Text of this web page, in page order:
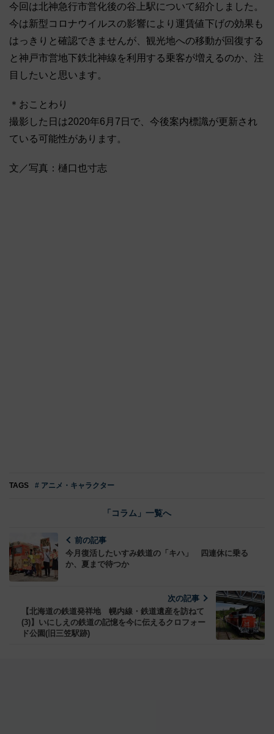
今回は北神急行市営化後の谷上駅について紹介しました。
今は新型コロナウイルスの影響により運賃値下げの効果も
はっきりと確認できませんが、観光地への移動が回復する
と神戸市営地下鉄北神線を利用する乗客が増えるのか、注
目したいと思います。
＊おことわり
撮影した日は2020年6月7日で、今後案内標識が更新され
ている可能性があります。
文／写真：樋口也寸志
TAGS # アニメ・キャラクター
「コラム」一覧へ
前の記事
今月復活したいすみ鉄道の「キハ」 四連休に乗る
か、夏まで待つか
次の記事
【北海道の鉄道発祥地 幌内線・鉄道遺産を訪ねて
(3)】いにしえの鉄道の記憶を今に伝えるクロフォー
ド公園(旧三笠駅跡)